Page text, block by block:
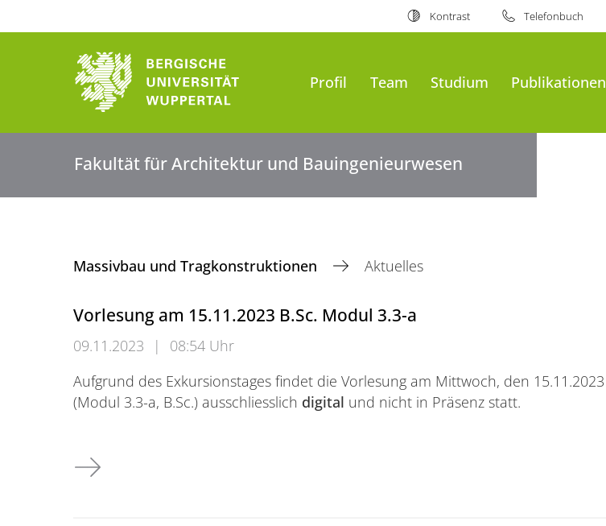
Kontrast Telefonbuch
Profil Team Studium Publikationen
Fakultät für Architektur und Bauingenieurwesen
Massivbau und Tragkonstruktionen Aktuelles
Vorlesung am 15.11.2023 B.Sc. Modul 3.3-a
09.11.2023 |
08:54 Uhr
Aufgrund des Exkursionstages findet die Vorlesung am Mittwoch, den 15.11.2023
(Modul 3.3-a, B.Sc.) ausschliesslich digital und nicht in Präsenz statt.
Vorlesung am 15.11.2023 B.Sc. Modul 3.3-a